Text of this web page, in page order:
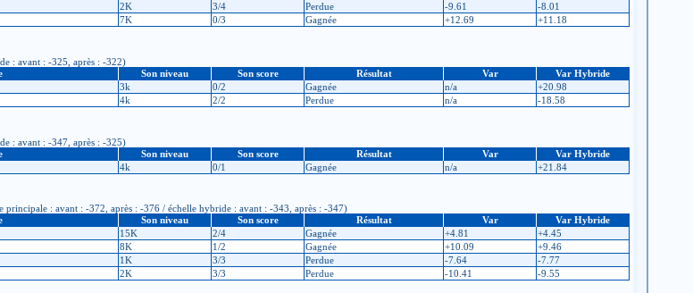
2K 3/4 Perdue -9.61
-8.01
7K 0/3 Gagnée +12.69 +11.18
: avant : -325, après : -322)
Son niveau Son score Résultat Var
Var Hybride
3k 0/2 Gagnée n/a
+20.98
4k 2/2 Perdue n/a -18.58
: avant : -347, après : -325)
Son niveau Son score Résultat Var
Var Hybride
4k 0/1 Gagnée n/a +21.84
: avant : -372, après : -376 / échelle hybride : avant : -343, après : -347)
Son niveau Son score Résultat Var
Var Hybride
15K 2/4 Gagnée +4.81
+4.45
8K 1/2 Gagnée +10.09
+9.46
1K 3/3 Perdue -7.64
-7.77
2K 3/3 Perdue -10.41 -9.55